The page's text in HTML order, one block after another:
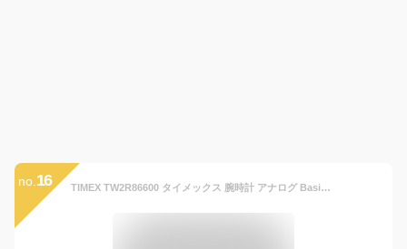
no. 16 TIMEX TW2R86600 タイメックス 腕時計 アナログ Basic ベーシック メンズ ブラック カジュアル